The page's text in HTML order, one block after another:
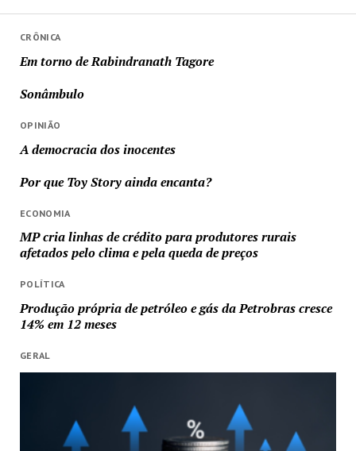
CRÔNICA
Em torno de Rabindranath Tagore
Sonâmbulo
OPINIÃO
A democracia dos inocentes
Por que Toy Story ainda encanta?
ECONOMIA
MP cria linhas de crédito para produtores rurais
afetados pelo clima e pela queda de preços
POLÍTICA
Produção própria de petróleo e gás da Petrobras cresce
14% em 12 meses
GERAL